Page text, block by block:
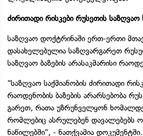
ძირითადი რისკები რუსეთის საზღვაო
საზღვაო დოქტრინაში ერთ-ერთი
დასახელებულია საზღვარგარეთ
საზღვაო ბაზების არასაკმარისი
"საზღვაო საქმიანობის ძირითადი
რაოდენობის ბაზების არარსებობა
გარეთ, რათა უზრუნველყონ
რომლებიც ასრულებენ დავალებებს
ნაწილებში", - ნათქვამია დოკუმენტში.